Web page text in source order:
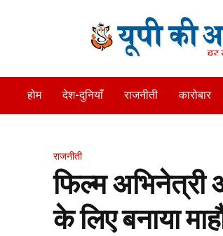
होम देश-दुनियाँ राजनीती कारोबार
राजनीती
फिल्म अभिनेत्री
के लिए बनाया